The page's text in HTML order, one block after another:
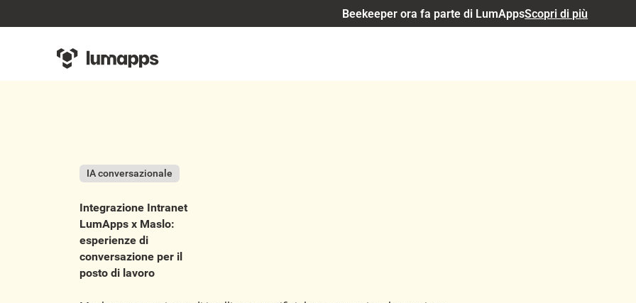
Beekeeper ora fa parte di LumAppsScopri di più
IA conversazionale
Integrazione Intranet
LumApps x Maslo:
esperienze di
conversazione per il
posto di lavoro